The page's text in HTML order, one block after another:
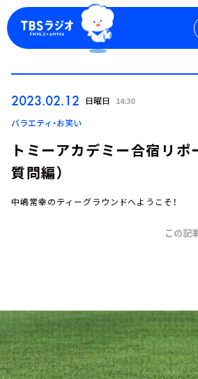
ログイン
お知らせ
イベント・グッズ
YouTube
会社情報
2023.02.12 日曜日 14:30
バラエティ・お笑い
トミーアカデミー合宿リポ
質問編）
中嶋常幸のティーグラウンドへようこそ！
この記